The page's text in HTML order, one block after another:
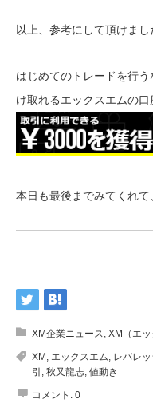
以上、参考にして頂けまし
はじめてのトレードを行
け取れるエックスエムの
本日も最後までみてくれて
XM企業ニュース, XM（エッ
XM , エックスエム, レバレッ
引 , 秋又龍志, 値動き
コメント: 0